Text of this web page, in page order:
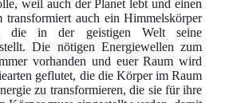
weil auch der Planet lebt und einen
transformiert auch ein Himmelskörper
die in der geistigen Welt seine
Die nötigen Energiewellen zum
vorhanden und euer Raum wird
geflutet, die die Körper im Raum
zu transformieren, die sie für ihre